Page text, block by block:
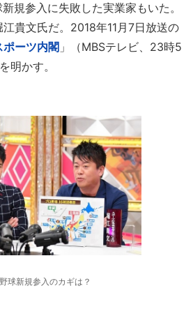
規参入に失敗した実業家もいた。
江貴文氏だ。2018年11月7日放送の
ーツ内閣 」（MBSテレビ、23時5
明かす。
球新規参入のカギは？